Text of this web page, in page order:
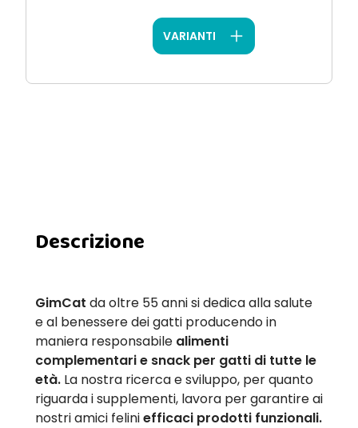
VARIANTI
Descrizione
GimCat da oltre 55 anni si dedica alla salute
e al benessere dei gatti producendo in
maniera responsabile alimenti
complementari e snack per gatti di tutte le
età. La nostra ricerca e sviluppo, per quanto
riguarda i supplementi, lavora per garantire ai
nostri amici feliniefficaci prodotti funzionali.